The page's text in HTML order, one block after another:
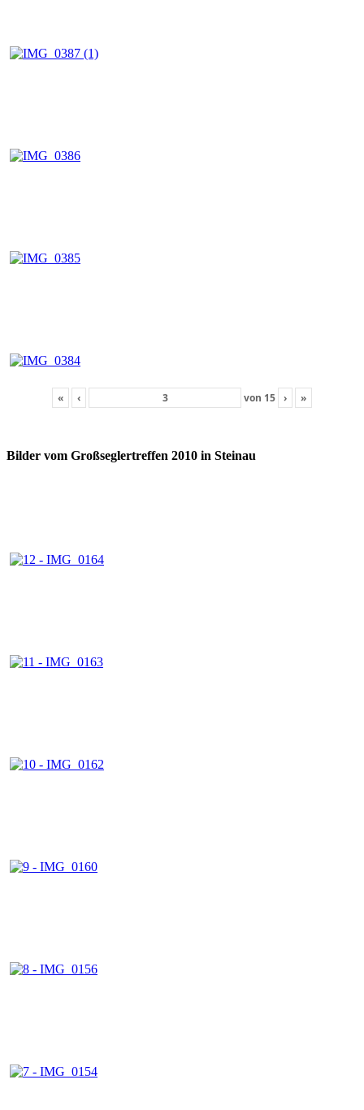
« ‹ von 15 › »
Bilder vom Großseglertreffen 2010 in Steinau